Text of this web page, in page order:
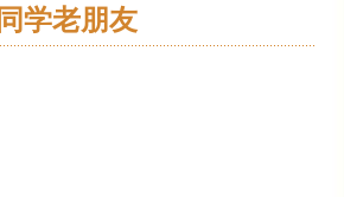
学老朋友